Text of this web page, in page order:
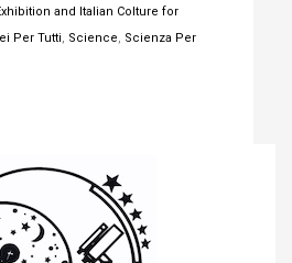
and Italian Colture for
Per Tutti, Science, Scienza Per